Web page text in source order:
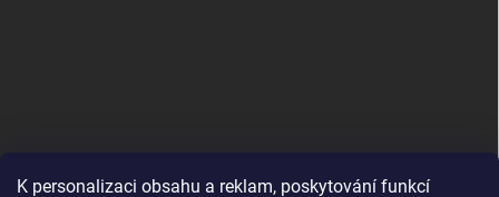
K personalizaci obsahu a reklam, poskytování funkcí